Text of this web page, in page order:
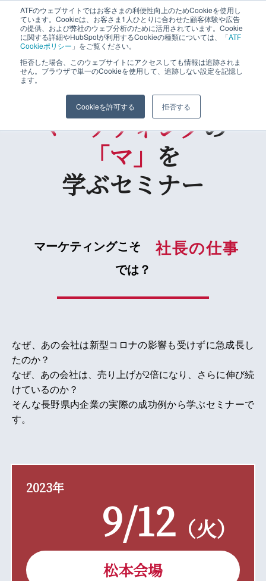
ATFのウェブサイトではお客さまの利便性向上のためCookieを使用し
ています。Cookieは、お客さま1人ひとりに合わせた顧客体験や広告
の提供、および弊社のウェブ分析のために活用されています。Cookie
に関する詳細やHubSpotが利用するCookieの種類については、「ATF
Cookieポリシー 」をご覧ください。
拒否した場合、このウェブサイトにアクセスしても情報は追跡されま
せん。ブラウザで単一のCookieを使用して、追跡しない設定を記憶し
ます。
Cookieを許可する 拒否する
一昨年に大好評だったセミナーを
マーケティングの
「マ」 を
学ぶセミナー
マーケティングこそ 社長の仕事
では？
なぜ、あの会社は新型コロナの影響も受けずに急成長し
たのか？
なぜ、あの会社は、売り上げが2倍になり、さらに伸び続
けているのか？
そんな長野県内企業の実際の成功例から学ぶセミナーで
す。
2023年
9/12 （火）
松本会場